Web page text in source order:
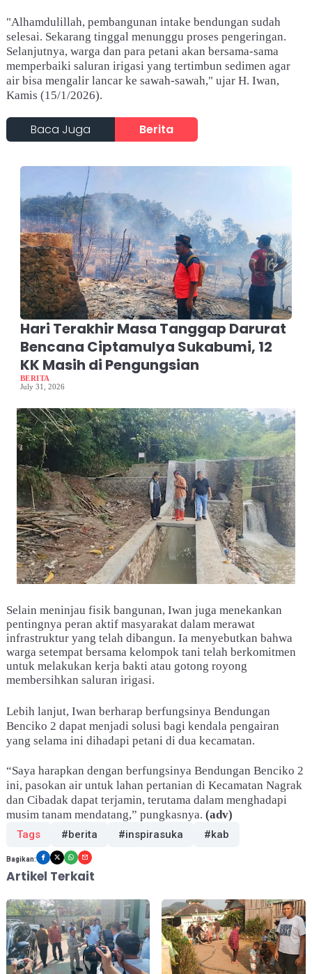
"Alhamdulillah, pembangunan intake bendungan sudah
selesai. Sekarang tinggal menunggu proses pengeringan.
Selanjutnya, warga dan para petani akan bersama-sama
memperbaiki saluran irigasi yang tertimbun sedimen agar
air bisa mengalir lancar ke sawah-sawah," ujar H. Iwan,
Kamis (15/1/2026).
Baca Juga Berita
Hari Terakhir Masa Tanggap Darurat
Bencana Ciptamulya Sukabumi, 12
KK Masih di Pengungsian
BERITA
July 31, 2026
Selain meninjau fisik bangunan, Iwan juga menekankan
pentingnya peran aktif masyarakat dalam merawat
infrastruktur yang telah dibangun. Ia menyebutkan bahwa
warga setempat bersama kelompok tani telah berkomitmen
untuk melakukan kerja bakti atau gotong royong
membersihkan saluran irigasi.
Lebih lanjut, Iwan berharap berfungsinya Bendungan
Benciko 2 dapat menjadi solusi bagi kendala pengairan
yang selama ini dihadapi petani di dua kecamatan.
“Saya harapkan dengan berfungsinya Bendungan Benciko 2
ini, pasokan air untuk lahan pertanian di Kecamatan Nagrak
dan Cibadak dapat terjamin, terutama dalam menghadapi
musim tanam mendatang,” pungkasnya. (adv)
Tags #berita #inspirasuka #kab
Bagikan:
Artikel Terkait